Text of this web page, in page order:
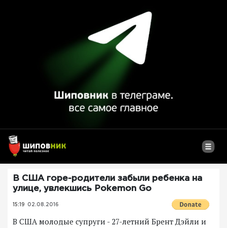
В США горе-родители забыли ребенка на
улице, увлекшись Pokemon Go
15:19 02.08.2016
В США молодые супруги - 27-летний Брент Дэйли и